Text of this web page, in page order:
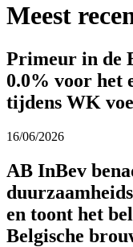
Meest
Primeur in de
0.0% voor het
tijdens WK
16/06/2026
AB InBev
en toont het
Belgische